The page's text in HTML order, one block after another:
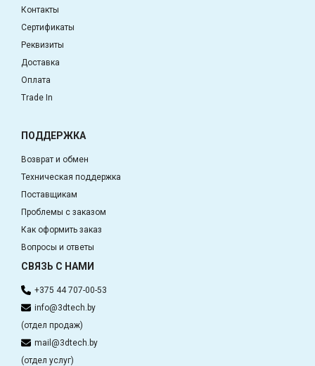
Контакты
Сертификаты
Реквизиты
Доставка
Оплата
Trade In
ПОДДЕРЖКА
Возврат и обмен
Техническая поддержка
Поставщикам
Проблемы с заказом
Как оформить заказ
Вопросы и ответы
СВЯЗЬ С НАМИ
+375 44 707-00-53
info@3dtech.by
(отдел продаж)
mail@3dtech.by
(отдел услуг)